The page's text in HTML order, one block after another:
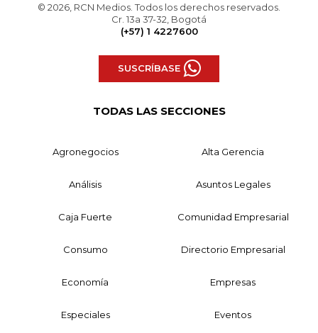
© 2026, RCN Medios. Todos los derechos reservados.
Cr. 13a 37-32, Bogotá
(+57) 1 4227600
SUSCRÍBASE
TODAS LAS SECCIONES
Agronegocios Alta Gerencia
Análisis Asuntos Legales
Caja Fuerte Comunidad Empresarial
Consumo Directorio Empresarial
Economía Empresas
Especiales Eventos